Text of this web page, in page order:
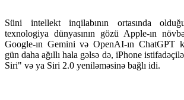
Süni intellekt inqilabının ortasında
texnologiya dünyasının gözü Apple-ın
Google-ın Gemini və OpenAI-ın ChatGPT
gün daha ağıllı hala gəlsə də, iPhone
Siri" və ya Siri 2.0 yeniləməsinə bağlı idi.